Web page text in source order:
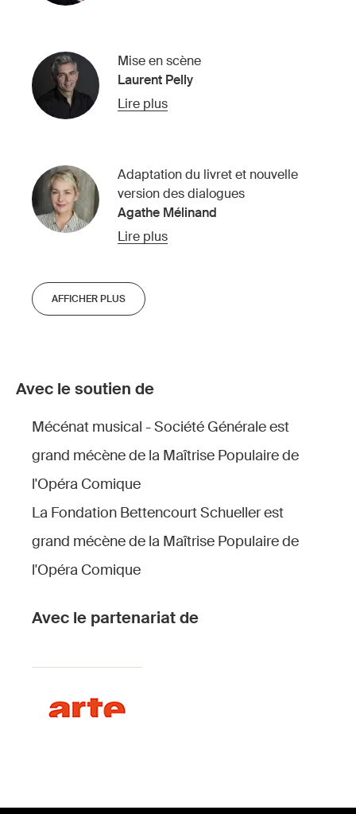
Mise en scène
Laurent Pelly
Lire plus
Adaptation du livret et nouvelle
version des dialogues
Agathe Mélinand
Lire plus
AFFICHER PLUS
Avec le soutien de
Mécénat musical - Société Générale est
grand mécène de la Maîtrise Populaire de
l'Opéra Comique
La Fondation Bettencourt Schueller est
grand mécène de la Maîtrise Populaire de
l'Opéra Comique
Avec le partenariat de